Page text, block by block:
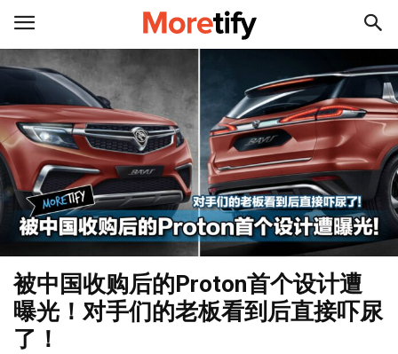
被中国收购后的Proton首个设计遭
曝光！对手们的老板看到后直接吓尿
了！